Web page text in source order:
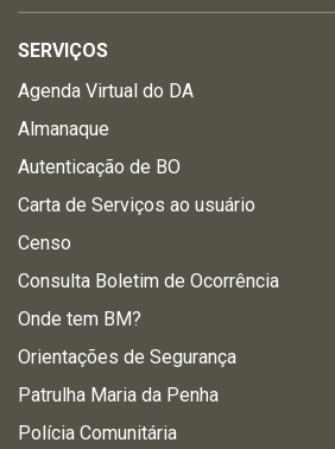
SERVIÇOS
Agenda Virtual do DA
Almanaque
Autenticação de BO
Carta de Serviços ao usuário
Censo
Consulta Boletim de Ocorrência
Onde tem BM?
Orientações de Segurança
Patrulha Maria da Penha
Polícia Comunitária